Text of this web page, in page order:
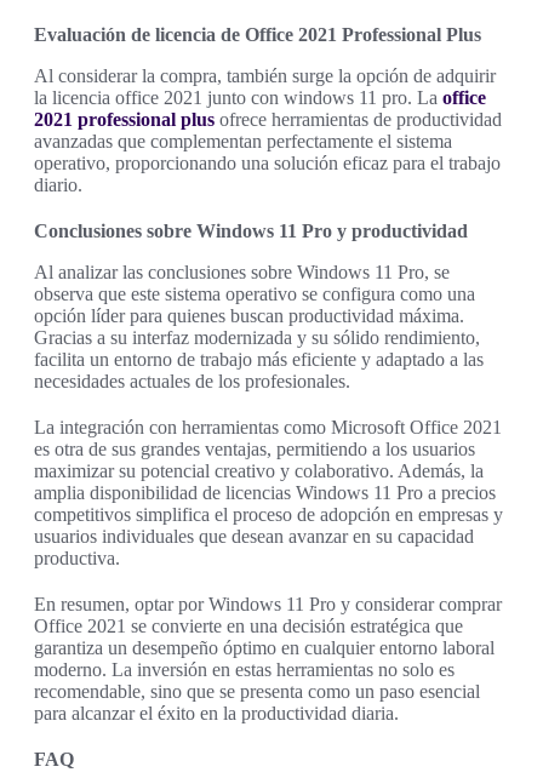
Evaluación de licencia de Office 2021 Professional Plus
Al considerar la compra, también surge la opción de adquirir
la licencia office 2021 junto con windows 11 pro. La office
2021 professional plus ofrece herramientas de productividad
avanzadas que complementan perfectamente el sistema
operativo, proporcionando una solución eficaz para el trabajo
diario.
Conclusiones sobre Windows 11 Pro y productividad
Al analizar las conclusiones sobre Windows 11 Pro, se
observa que este sistema operativo se configura como una
opción líder para quienes buscan productividad máxima.
Gracias a su interfaz modernizada y su sólido rendimiento,
facilita un entorno de trabajo más eficiente y adaptado a las
necesidades actuales de los profesionales.
La integración con herramientas como Microsoft Office 2021
es otra de sus grandes ventajas, permitiendo a los usuarios
maximizar su potencial creativo y colaborativo. Además, la
amplia disponibilidad de licencias Windows 11 Pro a precios
competitivos simplifica el proceso de adopción en empresas y
usuarios individuales que desean avanzar en su capacidad
productiva.
En resumen, optar por Windows 11 Pro y considerar comprar
Office 2021 se convierte en una decisión estratégica que
garantiza un desempeño óptimo en cualquier entorno laboral
moderno. La inversión en estas herramientas no solo es
recomendable, sino que se presenta como un paso esencial
para alcanzar el éxito en la productividad diaria.
FAQ